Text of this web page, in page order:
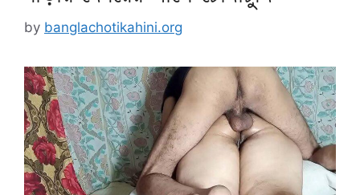
by banglachotikahini.org